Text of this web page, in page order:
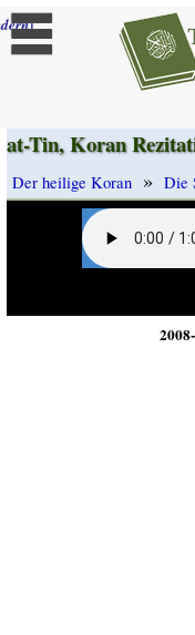
]
at-Tin, Koran
Der heilige Koran » Die